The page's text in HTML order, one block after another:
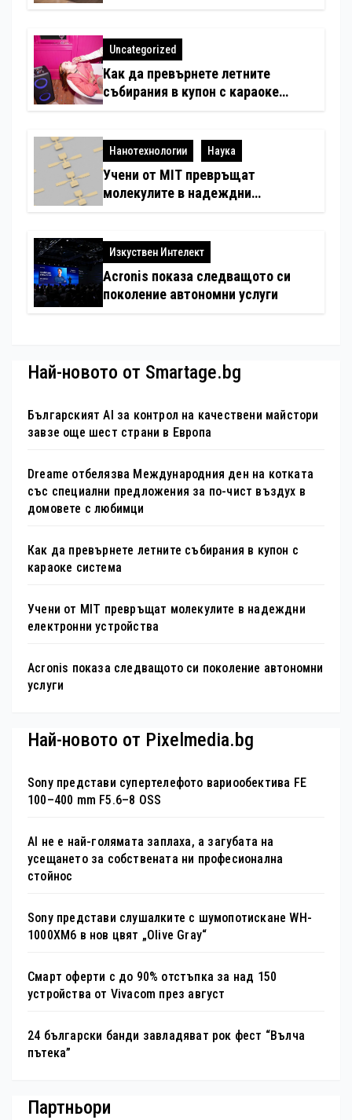
любимци
Uncategorized
Как да превърнете летните
събирания в купон с караоке
Нанотехнологии Наука
Учени от MIT превръщат
молекулите в надеждни
Изкуствен Интелект
Acronis показа следващото си
поколение автономни услуги
Най-новото от Smartage.bg
Българският AI за контрол на качествени майстори
завзе още шест страни в Европа
Dreame отбелязва Международния ден на котката
със специални предложения за по-чист въздух в
домовете с любимци
Как да превърнете летните събирания в купон с
караоке система
Учени от MIT превръщат молекулите в надеждни
електронни устройства
Acronis показа следващото си поколение автономни
услуги
Най-новото от Pixelmedia.bg
Sony представи супертелефото вариообектива FE
100–400 mm F5.6–8 OSS
AI не е най-голямата заплаха, а загубата на
усещането за собствената ни професионална
стойнос
Sony представи слушалките с шумопотискане WH-
1000XM6 в нов цвят „Olive Gray“
Смарт оферти с до 90% отстъпка за над 150
устройства от Vivacom през август
24 български банди завладяват рок фест “Вълча
пътека”
Партньори